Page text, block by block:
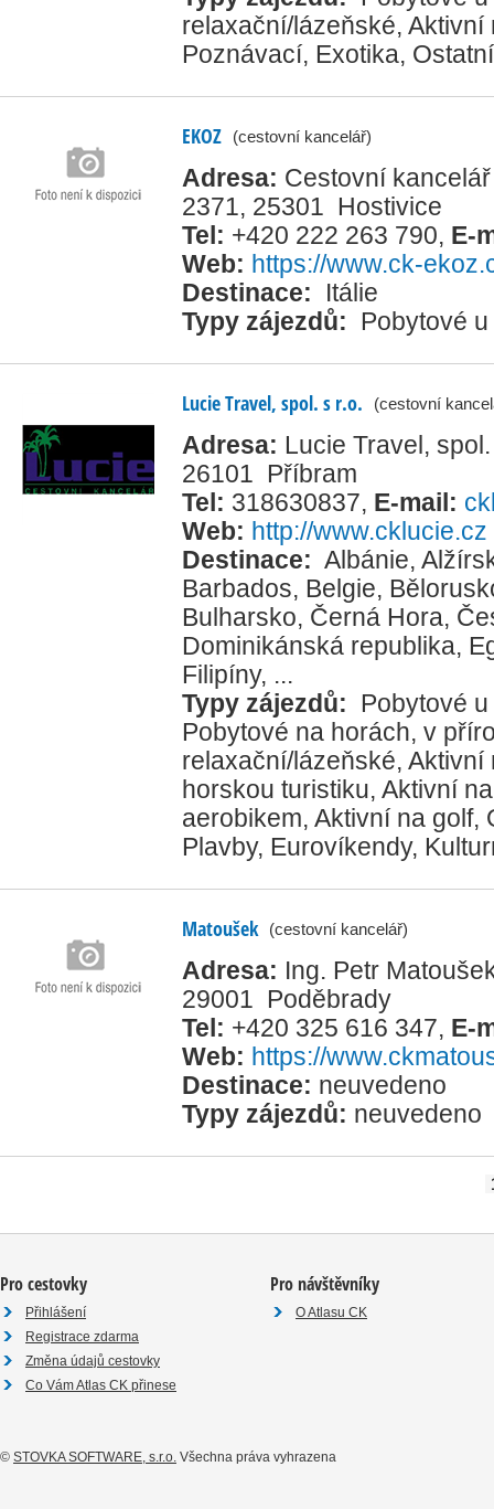
relaxační/lázeňské, Aktivní
Poznávací, Exotika, Ostatní
EKOZ (cestovní kancelář)
Adresa: Cestovní
2371, 25301 Hostivice
Tel: +420 222 263 790, E-
Web: https://www.ck-
Destinace:
Itálie
Typy zájezdů:
Pobytové
Lucie Travel, spol. s r.o. (cestovní
Adresa: Lucie Travel,
26101 Příbram
Tel: 318630837, E-mail:
Web: http://www.cklucie.cz
Destinace: Albánie,
Barbados, Belgie,
Bulharsko, Černá Hora,
Dominikánská republika,
Filipíny, ...
Typy zájezdů:
Pobytové
Pobytové na horách, v
relaxační/lázeňské, Aktivní
horskou turistiku, Aktivní
aerobikem, Aktivní na golf,
Plavby, Eurovíkendy,
Matoušek (cestovní kancelář)
Adresa: Ing. Petr
29001 Poděbrady
Tel: +420 325 616 347, E-
Web: https://
Destinace: neuvedeno
Typy zájezdů: neuvedeno
Pro cestovky
Přihlášení
Registrace zdarma
Změna údajů cestovky
Co Vám Atlas CK přinese
Pro návštěvníky
O Atlasu CK
© STOVKA SOFTWARE, s.r.o. Všechna práva vyhrazena